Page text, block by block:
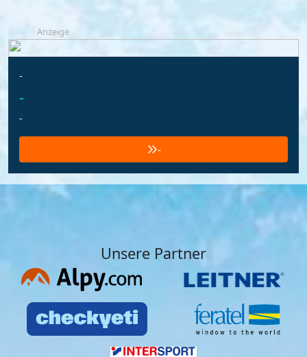
Anzeige
-
-
-
-
Unsere Partner